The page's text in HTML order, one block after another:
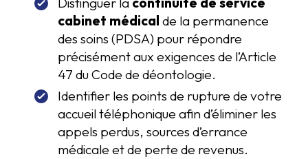
cabinet médical de la permanence
des soins (PDSA) pour répondre
précisément aux exigences de l’Article
47 du Code de déontologie.
Identifier les points de rupture de votre
accueil téléphonique afin d’éliminer les
appels perdus, sources d’errance
médicale et de perte de revenus.